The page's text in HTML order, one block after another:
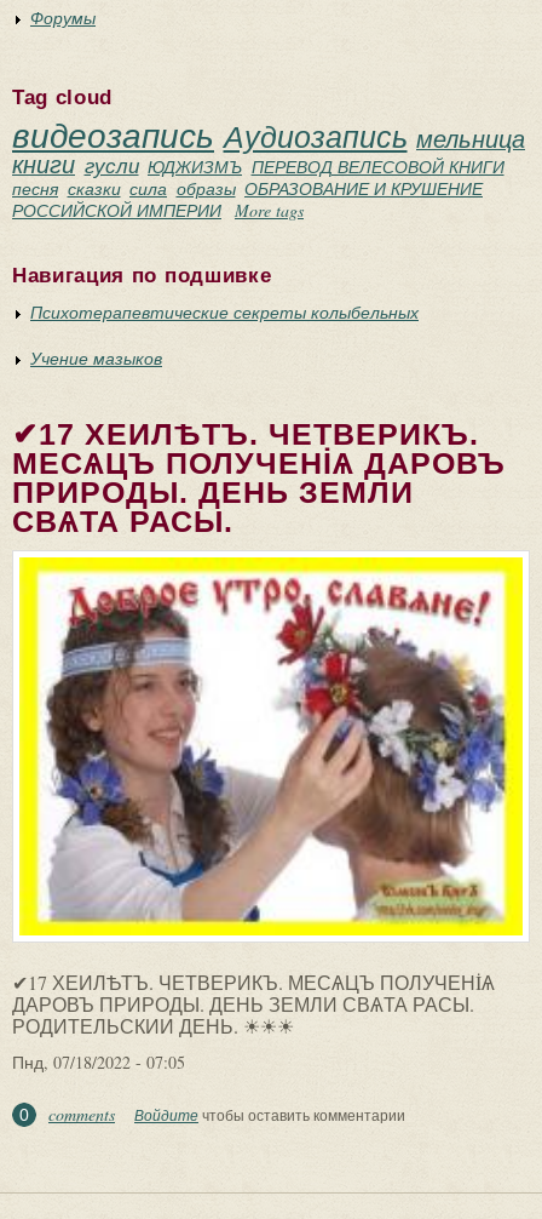
Форумы
Tag cloud
видеозапись Аудиозапись мельница
книги гусли ЮДЖИЗМЪ ПЕРЕВОД ВЕЛЕСОВОЙ КНИГИ
песня сказки сила образы ОБРАЗОВАНИЕ И КРУШЕНИЕ
РОССИЙСКОЙ ИМПЕРИИ
More tags
Навигация по подшивке
Психотерапевтические секреты колыбельных
Учение мазыков
✔17 ХЕИЛѢТЪ. ЧЕТВЕРИКЪ.
МЕСѦЦЪ ПОЛУЧЕНİѦ ДАРОВЪ
ПРИРОДЫ. ДЕНЬ ЗЕМЛИ
СВѦТА РАСЫ.
✔17 ХЕИЛѢТЪ. ЧЕТВЕРИКЪ. МЕСѦЦЪ ПОЛУЧЕНİѦ
ДАРОВЪ ПРИРОДЫ. ДЕНЬ ЗЕМЛИ СВѦТА РАСЫ.
РОДИТЕЛЬСКИИ ДЕНЬ. ☀☀☀
Пнд, 07/18/2022 - 07:05
0 comments Войдитечтобы оставить комментарии